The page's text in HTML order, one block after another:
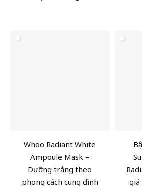
Whoo Radiant White
Ampoule Mask –
Dưỡng trắng theo
phong cách cung đình